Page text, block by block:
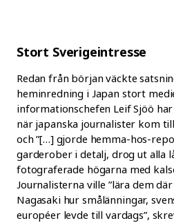
Stort Sverigeintresse
Redan från början väckte
heminredning i Japan stort
informationschefen Leif Sjöö
när japanska journalister kom
och ”[…] gjorde hemma-hos-
garderober i detalj, drog ut alla
fotograferade högarna med
Journalisterna ville ”lära dem
Nagasaki hur smålänningar,
européer levde till vardags”,